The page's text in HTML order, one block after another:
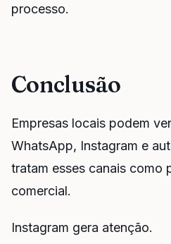
processo.
Conclusão
Empresas locais podem
WhatsApp, Instagram e
tratam esses canais como
comercial.
Instagram gera atenção.